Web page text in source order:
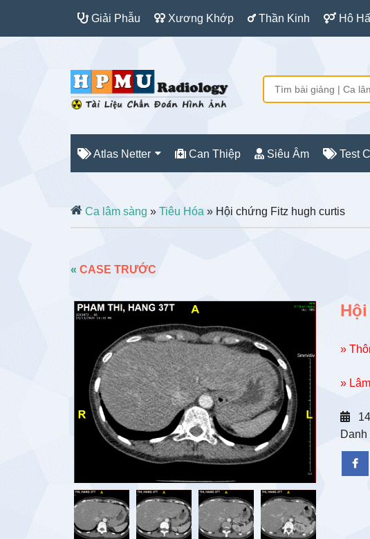
Giải Phẫu Xương Khớp Thần Kinh Hô
Atlas Netter Can Thiệp Siêu Âm Test
Ca lâm sàng » Tiêu Hóa » Hội chứng Fitz hugh curtis
« CASE TRƯỚC
»
»
Danh